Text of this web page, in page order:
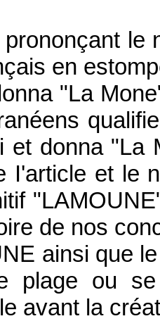
le
en
"La
et donna "La
I'article et le
de nos
ainsi que
plage ou
avant la